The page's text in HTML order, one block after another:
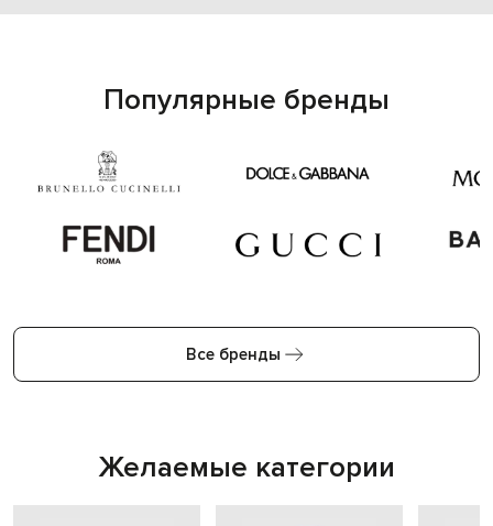
Популярные бренды
Все бренды
Желаемые категории